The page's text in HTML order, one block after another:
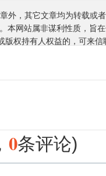
外，其它文章均为转载
本网站属非谋利性质，旨
版权持有人权益的，可来
0条评论)